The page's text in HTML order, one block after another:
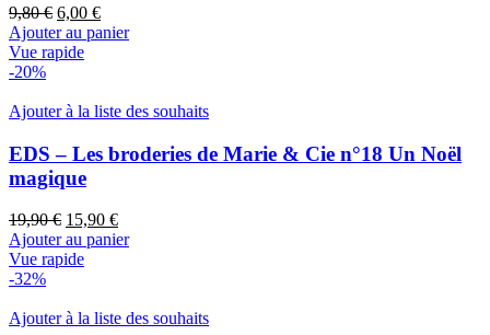
9,80€ Le
prix
initial
6,00 €Le
prix
Ajouter au panier
Vue rapide
-20%
Ajouter à la liste des souhaits
EDS – Les broderies de Marie & Cie n°18 Un Noël
magique
19,90€ Le
prix
initial
15,90 €Le
prix
Ajouter au panier
Vue rapide
-32%
Ajouter à la liste des souhaits